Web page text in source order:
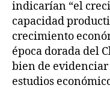
indicarían “el
capacidad
crecimiento
época dorada del
bien de evidenciar
estudios